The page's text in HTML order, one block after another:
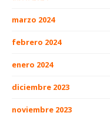
marzo 2024
febrero 2024
enero 2024
diciembre 2023
noviembre 2023